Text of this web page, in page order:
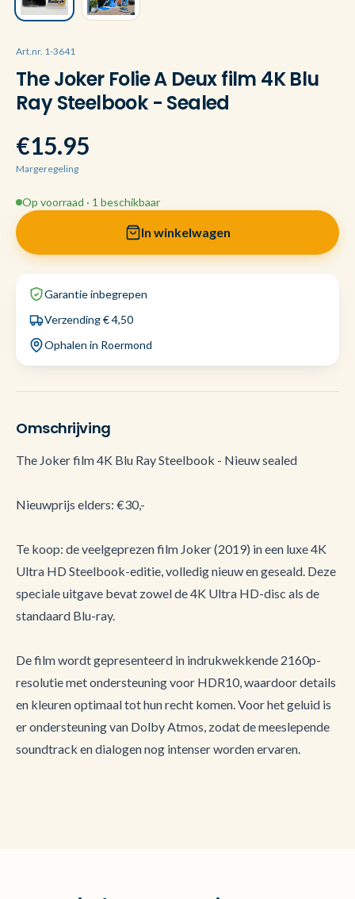
Art.nr. 1-3641
The Joker Folie A Deux film 4K Blu
Ray Steelbook - Sealed
€15.95
Margeregeling
Op voorraad · 1 beschikbaar
In winkelwagen
Garantie inbegrepen
Verzending € 4,50
Ophalen in Roermond
Omschrijving
The Joker film 4K Blu Ray Steelbook - Nieuw sealed
Nieuwprijs elders: €30,-
Te koop: de veelgeprezen film Joker (2019) in een luxe 4K
Ultra HD Steelbook-editie, volledig nieuw en geseald. Deze
speciale uitgave bevat zowel de 4K Ultra HD-disc als de
standaard Blu-ray.
De film wordt gepresenteerd in indrukwekkende 2160p-
resolutie met ondersteuning voor HDR10, waardoor details
en kleuren optimaal tot hun recht komen. Voor het geluid is
er ondersteuning van Dolby Atmos, zodat de meeslepende
soundtrack en dialogen nog intenser worden ervaren.